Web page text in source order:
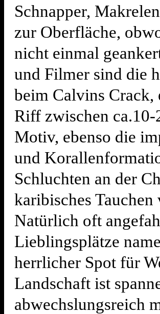
Schnapper,
zur Oberfläche,
nicht einmal
und Filmer sind die
beim Calvins
Riff zwischen
Motiv, ebenso die
und
Schluchten an der
karibisches Tauchen
Natürlich oft
Lieblingsplätze
herrlicher Spot für
Landschaft ist
abwechslungsreich